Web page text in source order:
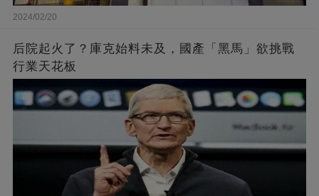
2024/02/20
后院起火了？庫克始料未及，國產「黑馬」欲挑戰
行業天花板